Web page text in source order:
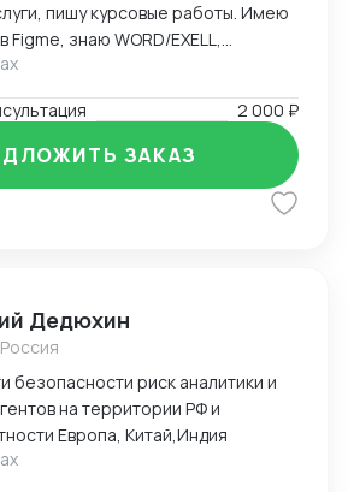
пишу курсовые работы. Имею
знаю WORD/EXELL,
таблицы. Рассматриваю
Ваши варианты.
2 000 ₽
ЗАКАЗ
Дедюхин
безопасности риск аналитики и
на территории РФ и
Европа, Китай,Индия